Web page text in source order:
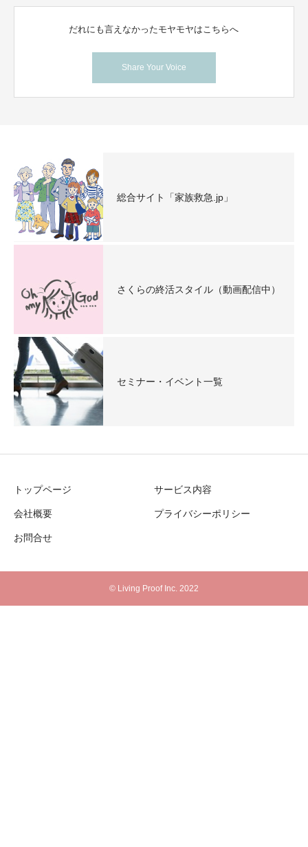
だれにも言えなかったモヤモヤはこちらへ
Share Your Voice
総合サイト「家族救急.jp」
さくらの終活スタイル（動画配信中）
セミナー・イベント一覧
トップページ サービス内容
会社概要 プライバシーポリシー
お問合せ
© Living Proof Inc. 2022